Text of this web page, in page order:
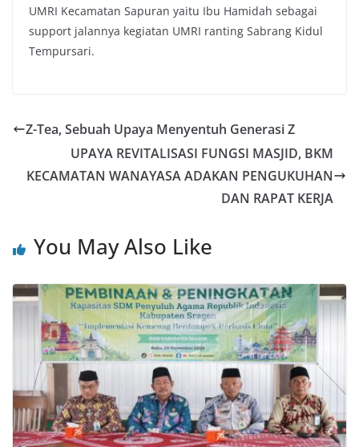
UMRI Kecamatan Sapuran yaitu Ibu Hamidah sebagai
support jalannya kegiatan UMRI ranting Sabrang Kidul
Tempursari.
Z-Tea, Sebuah Upaya Menyentuh Generasi Z
UPAYA REVITALISASI FUNGSI MASJID, BKM
KECAMATAN WANAYASA ADAKAN PENGUKUHAN
DAN RAPAT KERJA
You May Also Like